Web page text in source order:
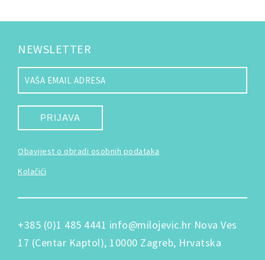
NEWSLETTER
PRIJAVA
Obavijest o obradi osobnih podataka
Kolačići
+385 (0)1 485 4441 info@milojevic.hr Nova Ves
17 (Centar Kaptol), 10000 Zagreb, Hrvatska